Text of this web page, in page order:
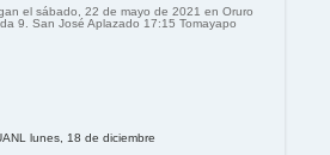
el sábado, 22 de mayo de 2021 en Oruro
9. San José Aplazado 17:15 Tomayapo
lunes, 18 de diciembre